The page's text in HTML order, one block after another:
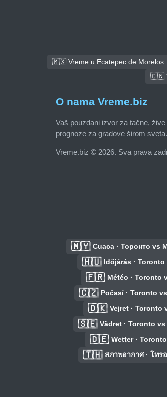
🇲🇽 Vreme u Ecatepec de Morelos
🇨🇳
O nama Vreme.biz
Vaš pouzdani izvor za tačne,
prognoze za gradove širom sveta.
Vreme.biz © 2026. Sva prava
🇲🇾 Cuaca · Торонто vs
🇭🇺 Időjárás ·
🇫🇷 Météo · Toronto
🇨🇿 Počasí · Toronto
🇩🇰 Vejret · Toronto
🇸🇪 Vädret · Toronto
🇩🇪 Wetter ·
🇹🇭 สภาพอากาศ · โทร